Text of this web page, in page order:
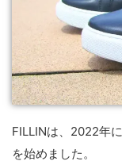
FILLINは、2022年
を始めました。